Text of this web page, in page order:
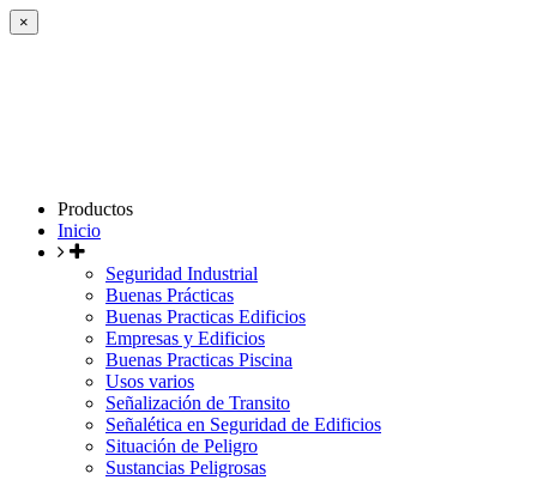
×
Productos
Inicio
Seguridad Industrial
Buenas Prácticas
Buenas Practicas Edificios
Empresas y Edificios
Buenas Practicas Piscina
Usos varios
Señalización de Transito
Señalética en Seguridad de Edificios
Situación de Peligro
Sustancias Peligrosas